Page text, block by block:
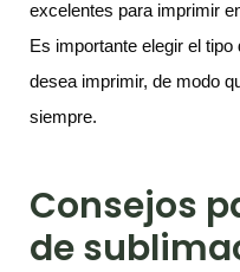
excelentes para imprimir
Es importante elegir el
desea imprimir, de modo
siempre.
Consejos
de